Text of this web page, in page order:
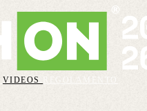
VIDEOS
REGOLAMENTO